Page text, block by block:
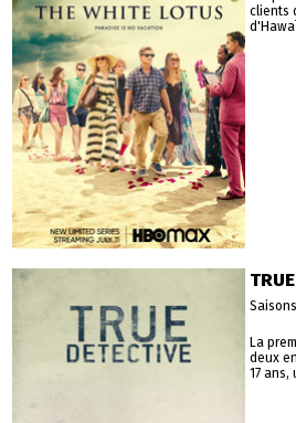
clients
La
deux
17